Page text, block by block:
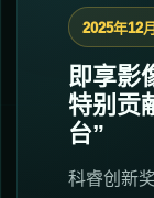
2025年12月
即享影
特别贡
台”
科睿创新